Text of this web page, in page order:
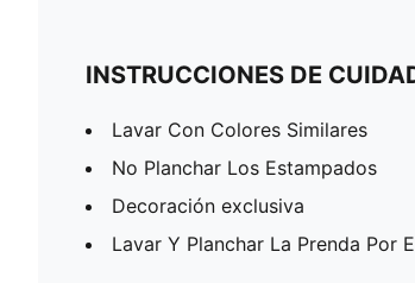
INSTRUCCIONES DE
Lavar Con Colores Similares
No Planchar Los Estampados
Decoración exclusiva
Lavar Y Planchar La Prenda Por